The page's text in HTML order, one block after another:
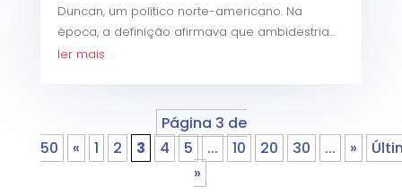
Duncan, um político norte-americano. Na
época, a definição afirmava que ambidestria...
ler mais
Página 3 de
50
« 1 2 3 4 5 ... 10 20 30 ... »
»